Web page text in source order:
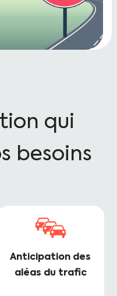
qui
besoins
Anticipation des
aléas du trafic